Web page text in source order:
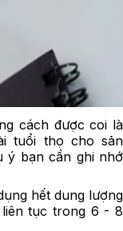
cách được coi là
tuổi thọ cho sản
ý bạn cần ghi nhớ
hết dung lượng
tục trong 6 - 8